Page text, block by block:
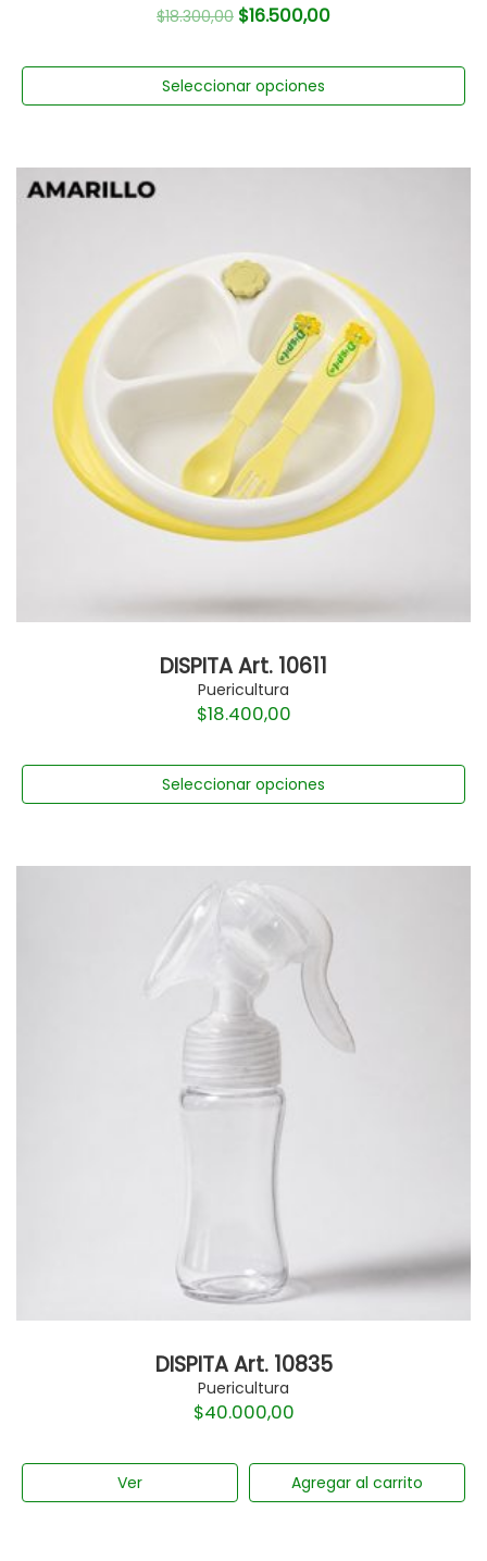
$18.300,00 $16.500,00
Seleccionar opciones
DISPITA Art. 10611
Puericultura
$18.400,00
Seleccionar opciones
DISPITA Art. 10835
Puericultura
$40.000,00
Ver Agregar al carrito